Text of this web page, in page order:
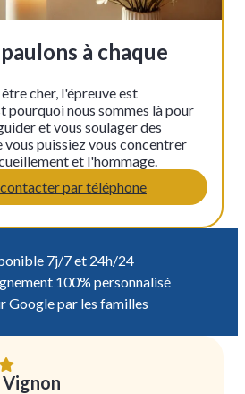
à chaque
cher, l'épreuve est
pourquoi nous sommes là pour
et vous soulager des
vous puissiez vous concentrer
et l'hommage.
par téléphone
7j/7 et 24h/24
100% personnalisé
Google par les familles
Vignon